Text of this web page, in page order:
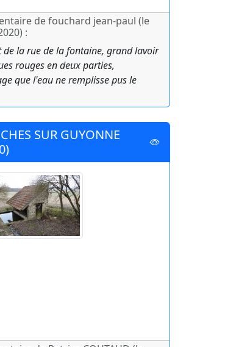
de fouchard jean-paul (le
:
de la rue de la fontaine, grand lavoir
rouges en deux parties,
que l'eau ne remplisse pus le
SUR GUYONNE